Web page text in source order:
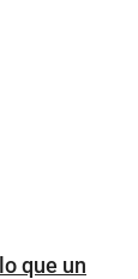
que un